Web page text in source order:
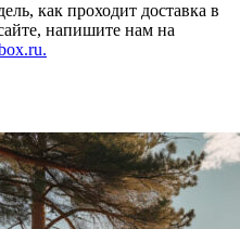
как проходит доставка в
напишите нам на